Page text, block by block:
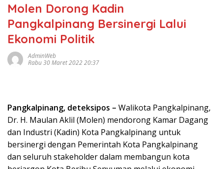
Molen Dorong Kadin
Pangkalpinang Bersinergi Lalui
Ekonomi Politik
AdminWeb
Rabu 30 Maret 2022 20:37
Pangkalpinang, deteksipos – Walikota Pangkalpinang,
Dr. H. Maulan Aklil (Molen) mendorong Kamar Dagang
dan Industri (Kadin) Kota Pangkalpinang untuk
bersinergi dengan Pemerintah Kota Pangkalpinang
dan seluruh stakeholder dalam membangun kota